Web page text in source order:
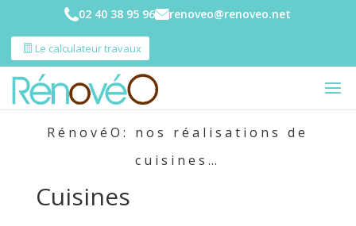
02 40 38 95 96 renoveo@renoveo.net
Le calculateur travaux
RénovéO: nos réalisations de
cuisines…
Cuisines